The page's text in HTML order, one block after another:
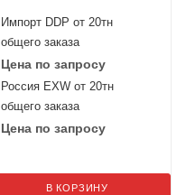
Импорт DDP от 20тн
общего заказа
Цена по запросу
Россия EXW от 20тн
общего заказа
Цена по запросу
В КОРЗИНУ